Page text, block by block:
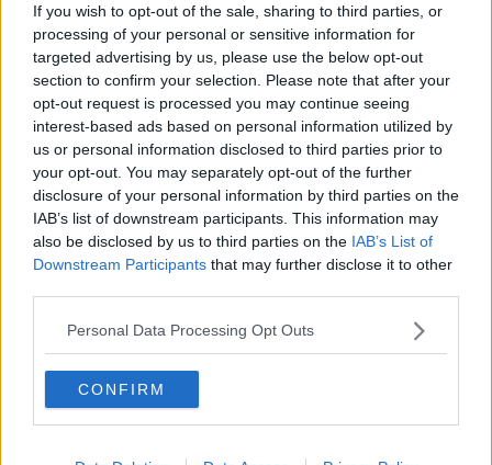
If you wish to opt-out of the sale, sharing to third parties, or
processing of your personal or sensitive information for
targeted advertising by us, please use the below opt-out
section to confirm your selection. Please note that after your
opt-out request is processed you may continue seeing
interest-based ads based on personal information utilized by
us or personal information disclosed to third parties prior to
your opt-out. You may separately opt-out of the further
disclosure of your personal information by third parties on the
IAB’s list of downstream participants. This information may
also be disclosed by us to third parties on the IAB’s List of
Downstream Participants that may further disclose it to other
Personal Data Processing Opt Outs
CONFIRM
​Il ripristino della natura secondo la legge e l’impegno dei
Cittadini
Il nesso tra cambiamenti climatici e salute umana
Tutti morimmo a stento (3)
Tutti morimmo a stento (2)
​Tutti morimmo a stento (1)
IL CORRIDOIO BLU il resoconto del convegno
Un manuale essenziale per seguire il CORRIDOIO BLU
Il corridoio blu
​Il cronoprogramma ottimale verso il full electric sui traghetti
​I costi dell’adeguamento al cold ironing
Alcune domande da esordiente agli esperti che decidono le
sorti dell’Elba
Verso il full electric a gestione pubblica dei traghetti​
​La Scienza dei Cittadini e i Cittadini per l’Aria
Trump e le sue guerre contro i deboli e contro la terra
dell’opposizione
​Date loro l’Oscar al posto del Nobel per la Pace
L'umanizzazione dell'economia e della politica